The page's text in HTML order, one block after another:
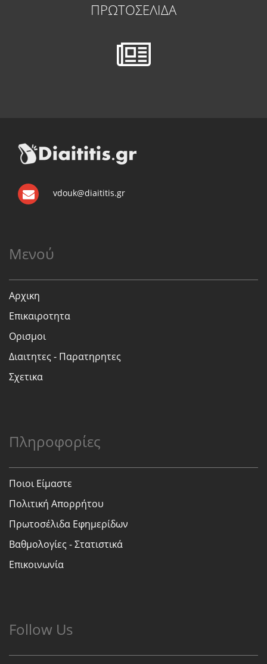
ΠΡΩΤΟΣΕΛΙΔΑ
vdouk@diaititis.gr
Μενού
Αρχικη
Επικαιροτητα
Ορισμοι
Διαιτητες - Παρατηρητες
Σχετικα
Πληροφορίες
Ποιοι Είμαστε
Πολιτική Απορρήτου
Πρωτοσέλιδα Εφημερίδων
Βαθμολογίες - Στατιστικά
Επικοινωνία
Follow Us